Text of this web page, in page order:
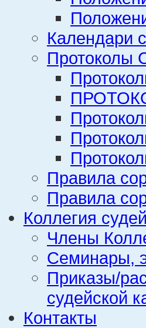
Календари
Протоколы
Правила
Правила
Коллегия
Члены
Семинары,
Приказы/
судейской
Контакты